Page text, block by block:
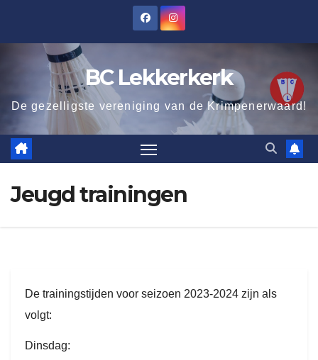
BC Lekkerkerk
De gezelligste vereniging van de Krimpenerwaard!
Jeugd trainingen
De trainingstijden voor seizoen 2023-2024 zijn als
volgt:
Dinsdag: